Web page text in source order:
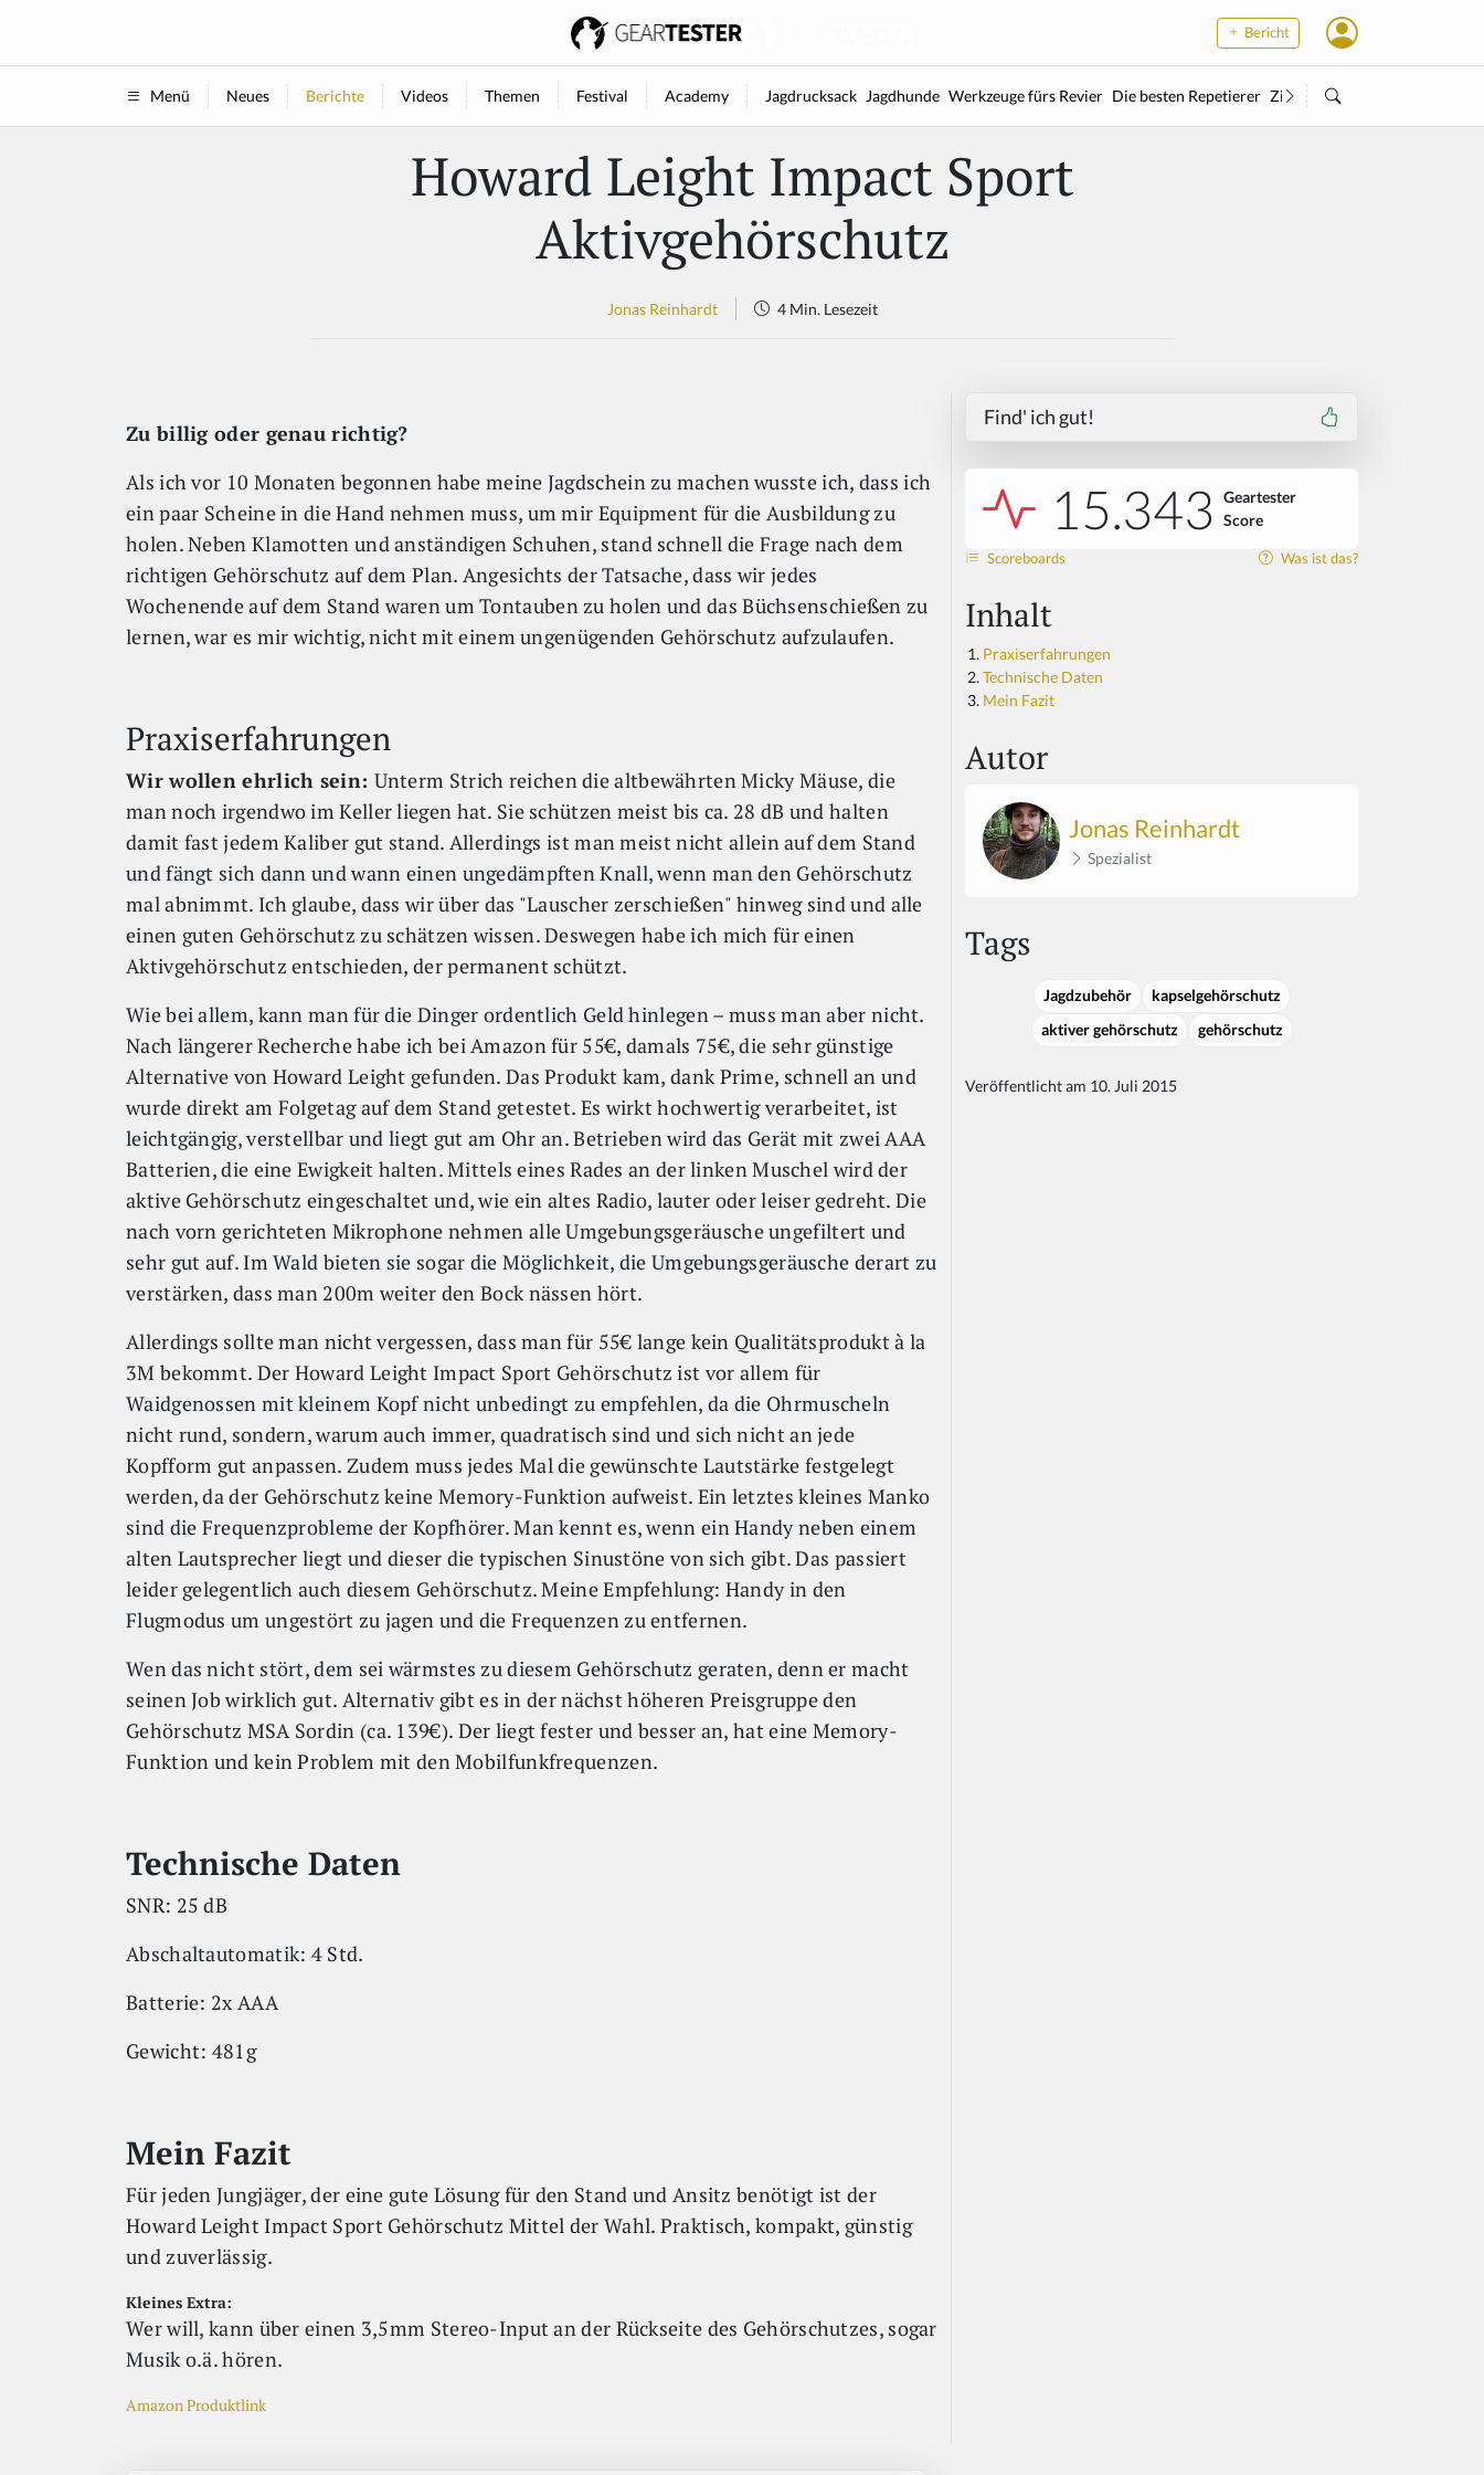
Bericht
Menü Neues Berichte Videos Themen Festival Academy Jagdrucksack Jagdhunde Werkzeuge fürs Revier Die besten Repetierer Zielstock
Howard Leight Impact Sport
Aktivgehörschutz
Jonas Reinhardt 4 Min. Lesezeit
Zu billig oder genau richtig?
Als ich vor 10 Monaten begonnen habe meine Jagdschein zu machen wusste ich, dass ich
ein paar Scheine in die Hand nehmen muss, um mir Equipment für die Ausbildung zu
holen. Neben Klamotten und anständigen Schuhen, stand schnell die Frage nach dem
richtigen Gehörschutz auf dem Plan. Angesichts der Tatsache, dass wir jedes
Wochenende auf dem Stand waren um Tontauben zu holen und das Büchsenschießen zu
lernen, war es mir wichtig, nicht mit einem ungenügenden Gehörschutz aufzulaufen.
Praxiserfahrungen
Wir wollen ehrlich sein: Unterm Strich reichen die altbewährten Micky Mäuse, die
man noch irgendwo im Keller liegen hat. Sie schützen meist bis ca. 28 dB und halten
damit fast jedem Kaliber gut stand. Allerdings ist man meist nicht allein auf dem Stand
und fängt sich dann und wann einen ungedämpften Knall, wenn man den Gehörschutz
mal abnimmt. Ich glaube, dass wir über das "Lauscher zerschießen" hinweg sind und alle
einen guten Gehörschutz zu schätzen wissen. Deswegen habe ich mich für einen
Aktivgehörschutz entschieden, der permanent schützt.
Wie bei allem, kann man für die Dinger ordentlich Geld hinlegen – muss man aber nicht.
Nach längerer Recherche habe ich bei Amazon für 55€, damals 75€, die sehr günstige
Alternative von Howard Leight gefunden. Das Produkt kam, dank Prime, schnell an und
wurde direkt am Folgetag auf dem Stand getestet. Es wirkt hochwertig verarbeitet, ist
leichtgängig, verstellbar und liegt gut am Ohr an. Betrieben wird das Gerät mit zwei AAA
Batterien, die eine Ewigkeit halten. Mittels eines Rades an der linken Muschel wird der
aktive Gehörschutz eingeschaltet und, wie ein altes Radio, lauter oder leiser gedreht. Die
nach vorn gerichteten Mikrophone nehmen alle Umgebungsgeräusche ungefiltert und
sehr gut auf. Im Wald bieten sie sogar die Möglichkeit, die Umgebungsgeräusche derart zu
verstärken, dass man 200m weiter den Bock nässen hört.
Allerdings sollte man nicht vergessen, dass man für 55€ lange kein Qualitätsprodukt à la
3M bekommt. Der Howard Leight Impact Sport Gehörschutz ist vor allem für
Waidgenossen mit kleinem Kopf nicht unbedingt zu empfehlen, da die Ohrmuscheln
nicht rund, sondern, warum auch immer, quadratisch sind und sich nicht an jede
Kopfform gut anpassen. Zudem muss jedes Mal die gewünschte Lautstärke festgelegt
werden, da der Gehörschutz keine Memory-Funktion aufweist. Ein letztes kleines Manko
sind die Frequenzprobleme der Kopfhörer. Man kennt es, wenn ein Handy neben einem
alten Lautsprecher liegt und dieser die typischen Sinustöne von sich gibt. Das passiert
leider gelegentlich auch diesem Gehörschutz. Meine Empfehlung: Handy in den
Flugmodus um ungestört zu jagen und die Frequenzen zu entfernen.
Wen das nicht stört, dem sei wärmstes zu diesem Gehörschutz geraten, denn er macht
seinen Job wirklich gut. Alternativ gibt es in der nächst höheren Preisgruppe den
Gehörschutz MSA Sordin (ca. 139€). Der liegt fester und besser an, hat eine Memory-
Funktion und kein Problem mit den Mobilfunkfrequenzen.
Technische Daten
SNR: 25 dB
Abschaltautomatik: 4 Std.
Batterie: 2x AAA
Gewicht: 481g
Mein Fazit
Für jeden Jungjäger, der eine gute Lösung für den Stand und Ansitz benötigt ist der
Howard Leight Impact Sport Gehörschutz Mittel der Wahl. Praktisch, kompakt, günstig
und zuverlässig.
Kleines Extra:
Wer will, kann über einen 3,5mm Stereo-Input an der Rückseite des Gehörschutzes, sogar
Musik o.ä. hören.
Amazon Produktlink
Find' ich gut!
15.343
Geartester
Score
Scoreboards Was ist das?
Inhalt
Praxiserfahrungen
Technische Daten
Mein Fazit
Autor
Jonas Reinhardt
Spezialist
Tags
Jagdzubehör
kapselgehörschutz
aktiver gehörschutz
gehörschutz
Veröffentlicht am 10. Juli 2015